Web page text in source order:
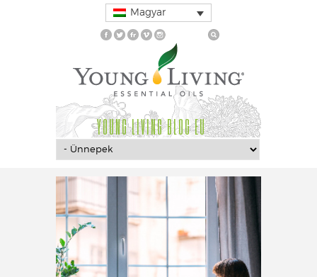
Magyar
YOUNG LIVING BLOG EU